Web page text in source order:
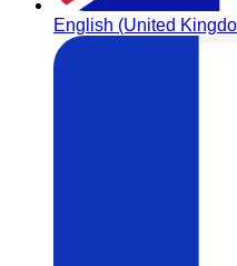
English (United